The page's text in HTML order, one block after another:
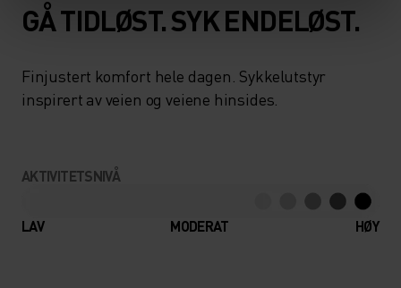
GÅ TIDLØST. SYK ENDELØST.
Finjustert komfort hele dagen. Sykkelutstyr
inspirert av veien og veiene hinsides.
AKTIVITETSNIVÅ
LAV MODERAT HØY